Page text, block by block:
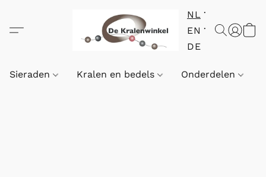
NL
EN
DE
Sieraden Kralen en bedels Onderdelen